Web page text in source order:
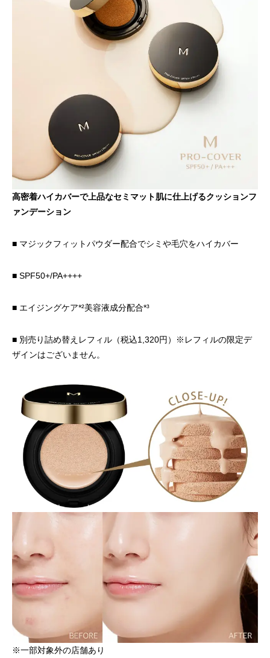
高密着ハイカバーで上品なセミマット肌に仕上げるクッションフ
ァンデーション
■ マジックフィットパウダー配合でシミや毛穴をハイカバー
■ SPF50+/PA++++
■ エイジングケア*²美容液成分配合*³
■ 別売り詰め替えレフィル（税込1,320円）※レフィルの限定デ
ザインはございません。
※一部対象外の店舗あり